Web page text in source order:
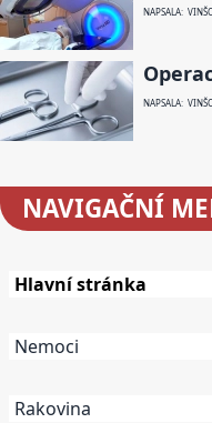
NAPSALA:
NAPSALA:
NAVIGAČNÍ
Hlavní stránka
Nemoci
Rakovina